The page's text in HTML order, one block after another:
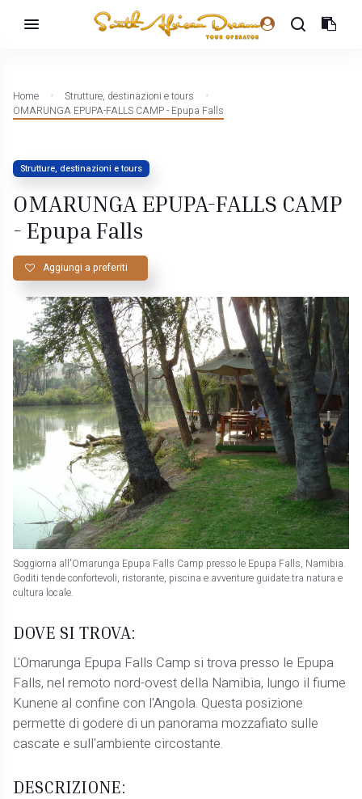
Home
Strutture, destinazioni e tours
OMARUNGA EPUPA-FALLS CAMP - Epupa Falls
Strutture, destinazioni e tours
OMARUNGA EPUPA-FALLS CAMP
- Epupa Falls
Aggiungi a preferiti
Soggiorna all'Omarunga Epupa Falls Camp presso le Epupa Falls, Namibia.
Goditi tende confortevoli, ristorante, piscina e avventure guidate tra natura e
cultura locale.
DOVE SI TROVA:
L'Omarunga Epupa Falls Camp si trova presso le Epupa
Falls, nel remoto nord-ovest della Namibia, lungo il fiume
Kunene al confine con l'Angola. Questa posizione
permette di godere di un panorama mozzafiato sulle
cascate e sull'ambiente circostante.
DESCRIZIONE: